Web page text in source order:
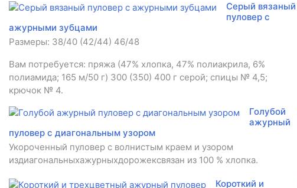
Серый вязаный
пуловер с
ажурными зубцами
Размеры: 38/40 (42/44) 46/48
Вам потребуется: пряжа (47% хлопка, 47% полиакрила, 6%
полиамида; 165 м/50 г) 300 (350) 400 г серой; спицы № 4,5;
крючок № 4.
Голубой
ажурный
пуловер с диагональным узором
Укороченный пуловер с волнистым краем и узором
издиагональныхажурныхдорожексвязан из 100 % хлопка.
Короткий и